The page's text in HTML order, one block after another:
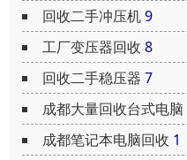
回收二手冲压机9
工厂变压器回收 8
回收二手稳压器 7
成都大量回收台式电脑
成都笔记本电脑回收 1